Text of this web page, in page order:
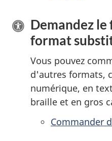
Demandez
format
Vous pouvez
d'autres formats,
numérique, en
braille et en gros
Commander